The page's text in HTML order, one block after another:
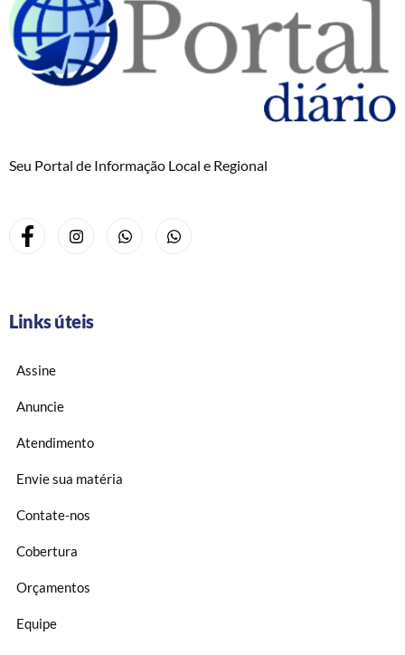
Seu Portal de Informação Local e Regional
Links úteis
Assine
Anuncie
Atendimento
Envie sua matéria
Contate-nos
Cobertura
Orçamentos
Equipe